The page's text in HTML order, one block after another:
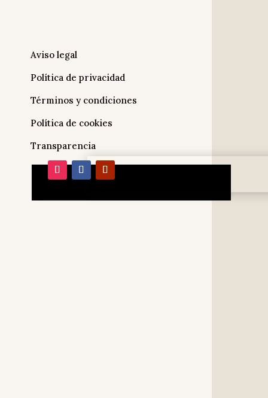
Aviso legal
Política de privacidad
Términos y condiciones
Política de cookies
Transparencia